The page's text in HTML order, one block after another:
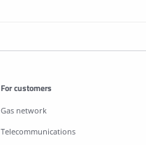
For customers
Gas network
Telecommunications